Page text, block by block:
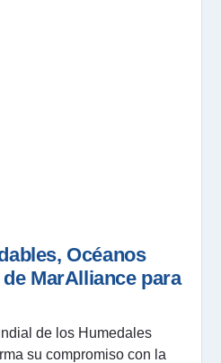
Océanos
MarAlliance para
de los Humedales
su compromiso con la